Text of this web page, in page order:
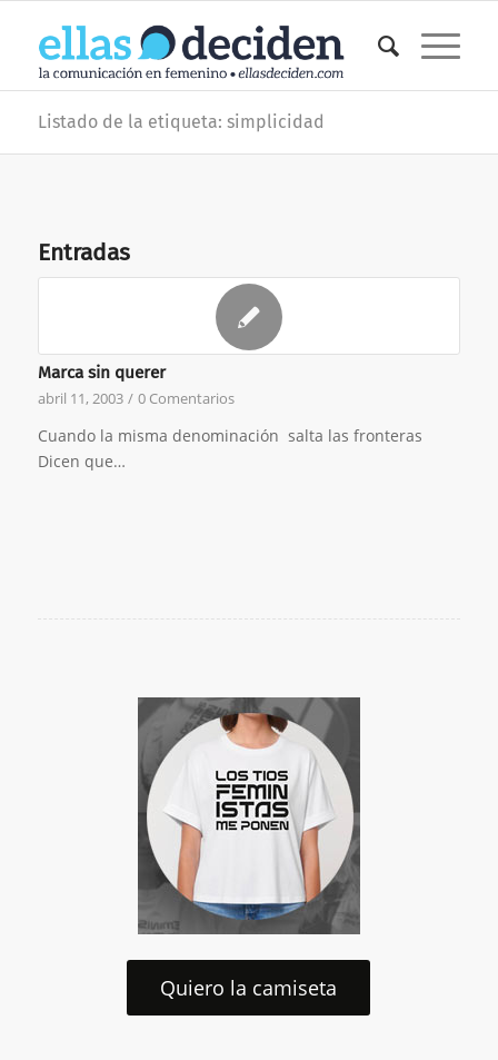
Listado de la etiqueta: simplicidad
Entradas
Marca sin querer
abril 11, 2003 / 0 Comentarios
Cuando la misma denominación salta las fronteras
Dicen que…
Quiero la camiseta